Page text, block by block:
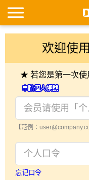
欢迎使
★ 若您是第一次使
【范例：
忘记口令